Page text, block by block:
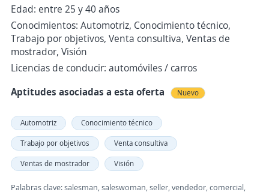
Edad: entre 25 y 40 años
Conocimientos: Automotriz, Conocimiento técnico,
Trabajo por objetivos, Venta consultiva, Ventas de
mostrador, Visión
Licencias de conducir: automóviles / carros
Aptitudes asociadas a esta oferta
Nuevo
Automotriz
Conocimiento técnico
Trabajo por objetivos
Venta consultiva
Ventas de mostrador
Visión
Palabras clave: salesman, saleswoman, seller, vendedor, comercial,